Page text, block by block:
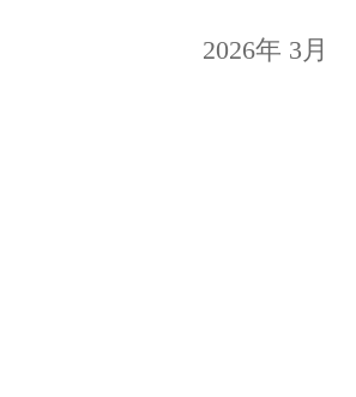
2026年 3月